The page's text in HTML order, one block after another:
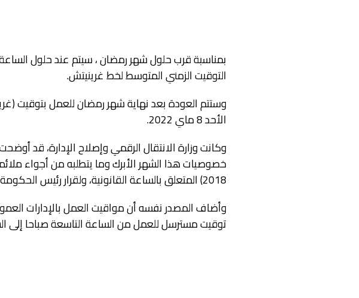
التوقيت الزمني المتوسط لخط غرينيتش.
الأحد 8 ماي 2022.
وكانت وزارة الانتقال الرقمي وإصلاح الإدارة، قد
2018) المتعلق بالساعة القانونية، ولقرار رئيس الحكومة بهذا الخصوص).
وأضاف المصدر نفسه أن مواقيت العمل بالإدارات
توقيت مسترسل للعمل من الساعة التاسعة صباحا إلى